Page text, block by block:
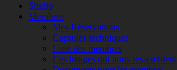
Studio
Membres
Mes Réservations
Capsules techniques
Liste des membres
Ces images qui nous ressemblent